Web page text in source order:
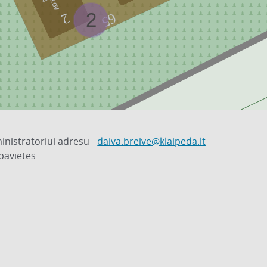
65
2
2
adresu - daiva.breive@klaipeda.lt